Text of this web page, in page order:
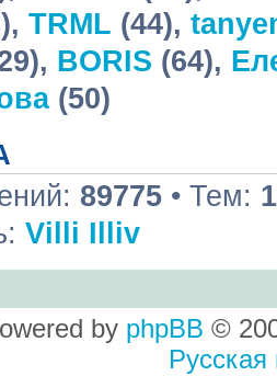
TRML (44),
BORIS (64),
(50)
89775 • Тем:
Villi Illiv
by phpBB ©